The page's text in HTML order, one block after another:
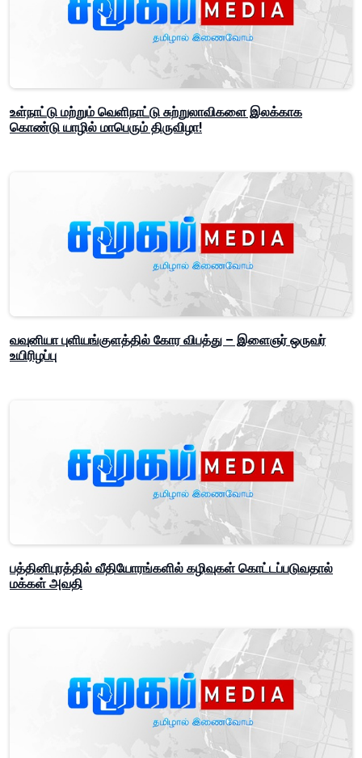
உள்நாட்டு மற்றும் வெளிநாட்டு சுற்றுலாவிகளை இலக்காக
கொண்டு யாழில் மாபெரும் திருவிழா!
வவுனியா புளியங்குளத்தில் கோர விபத்து – இளைஞர் ஒருவர்
உயிரிழப்பு
பத்தினிபுரத்தில் வீதியோரங்களில் கழிவுகள் கொட்டப்படுவதால்
மக்கள் அவதி